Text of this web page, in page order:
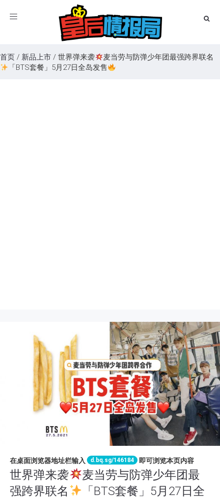
Toggle
首页 / 新品上市 / 世界弹来袭
麦当劳与防弹少年团最强跨界联名
「BTS套餐」5月27日全岛发售
在桌面浏览器地址栏输入 d.bq.sg/146184 即可浏览本页内容
世界弹来袭
麦当劳与防弹少年团最
强跨界联名
「BTS套餐」5月27日全